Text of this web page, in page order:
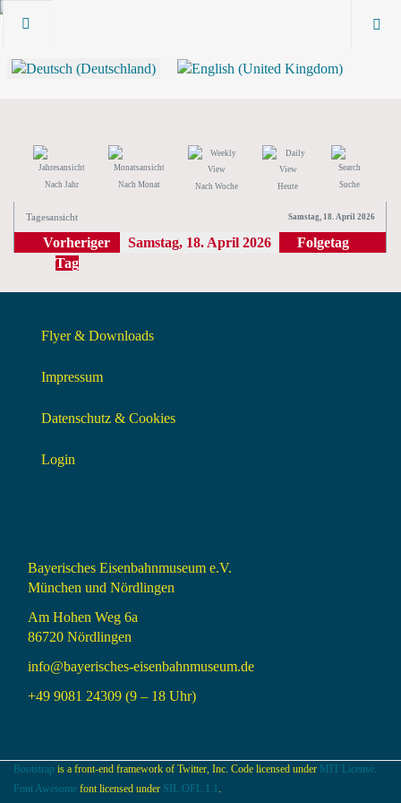
Nach Jahr Nach Monat Nach Woche Heute Suche
Tagesansicht Samstag, 18. April 2026
Vorheriger
Tag
Samstag, 18. April 2026 Folgetag
Flyer & Downloads
Impressum
Datenschutz & Cookies
Login
Bayerisches Eisenbahnmuseum e.V.
München und Nördlingen
Am Hohen Weg 6a
86720 Nördlingen
info@bayerisches-eisenbahnmuseum.de
+49 9081 24309 (9 – 18 Uhr)
Bootstrap is a front-end framework of Twitter, Inc. Code licensed under MIT License.
Font Awesome font licensed under SIL OFL 1.1 .